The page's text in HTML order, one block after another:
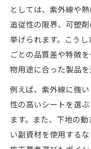
としては、紫外線や
追従性の限界、可塑
挙げられます。こう
ごとの品質差や特徴
物用途に合った製品を
例えば、紫外線に強
性の高いシートを選
ます。また、下地の
い副資材を使用する